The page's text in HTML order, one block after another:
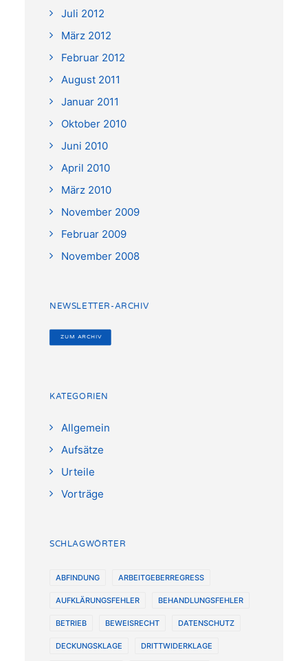
Juli 2012
März 2012
Februar 2012
August 2011
Januar 2011
Oktober 2010
Juni 2010
April 2010
März 2010
November 2009
Februar 2009
November 2008
NEWSLETTER-ARCHIV
ZUM ARCHIV
KATEGORIEN
Allgemein
Aufsätze
Urteile
Vorträge
SCHLAGWÖRTER
ABFINDUNG ARBEITGEBERREGRESS
AUFKLÄRUNGSFEHLER BEHANDLUNGSFEHLER
BETRIEB BEWEISRECHT DATENSCHUTZ
DECKUNGSKLAGE DRITTWIDERKLAGE